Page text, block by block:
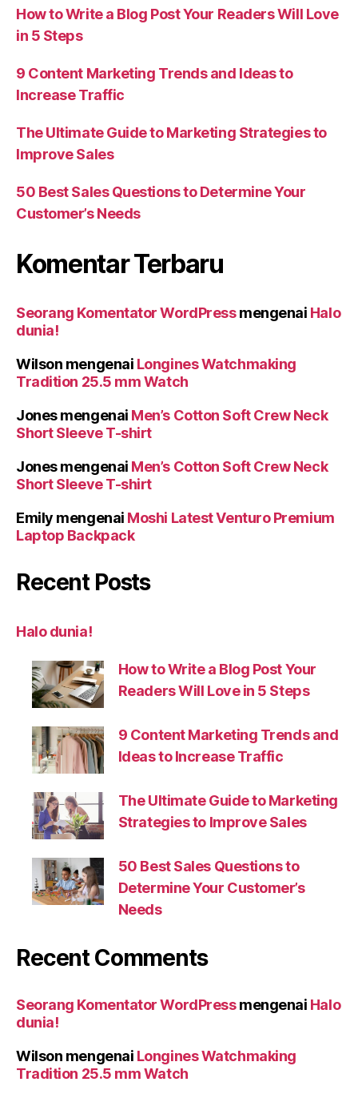
How to Write a Blog Post Your Readers Will Love
in 5 Steps
9 Content Marketing Trends and Ideas to
Increase Traffic
The Ultimate Guide to Marketing Strategies to
Improve Sales
50 Best Sales Questions to Determine Your
Customer’s Needs
Komentar Terbaru
Seorang Komentator WordPressmengenai Halo
dunia!
Wilson mengenai Longines Watchmaking
Tradition 25.5 mm Watch
Jonesmengenai Men’s Cotton Soft Crew Neck
Short Sleeve T-shirt
Jonesmengenai Men’s Cotton Soft Crew Neck
Short Sleeve T-shirt
Emily mengenai Moshi Latest Venturo Premium
Laptop Backpack
Recent Posts
Halo dunia!
How to Write a Blog Post Your
Readers Will Love in 5 Steps
9 Content Marketing Trends and
Ideas to Increase Traffic
The Ultimate Guide to Marketing
Strategies to Improve Sales
50 Best Sales Questions to
Determine Your Customer’s
Needs
Recent Comments
Seorang Komentator WordPressmengenai Halo
dunia!
Wilson mengenai Longines Watchmaking
Tradition 25.5 mm Watch